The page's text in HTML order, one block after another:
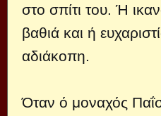
στο σπίτι του. Ή
βαθιά και ή
αδιάκοπη.
Όταν ό μοναχός